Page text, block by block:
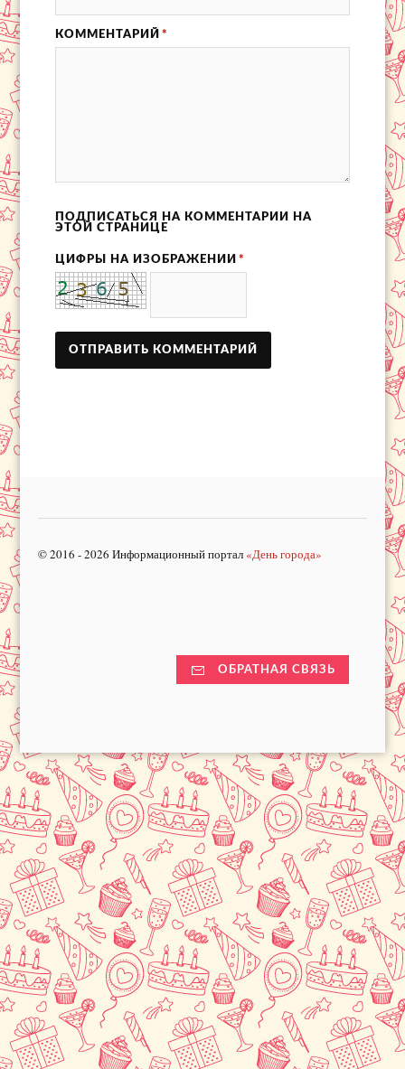
КОММЕНТАРИЙ *
ПОДПИСАТЬСЯ НА КОММЕНТАРИИ НА
ЭТОЙ СТРАНИЦЕ
ЦИФРЫ НА ИЗОБРАЖЕНИИ *
© 2016 - 2026 Информационный портал «День города»
ОБРАТНАЯ СВЯЗЬ